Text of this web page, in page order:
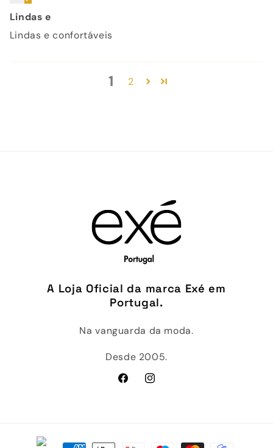
Lindas e
Lindas e confortáveis
1 2
A Loja Oficial da marca Exé em
Portugal.
Na vanguarda da moda.
Desde 2005.
FacebookInstagram
Métodos